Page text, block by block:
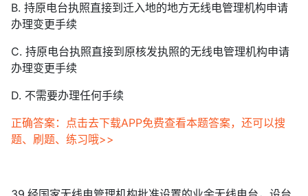
B. 持原电台执照直接到迁入地的地方无线电管理机构申请
办理变更手续
C. 持原电台执照直接到原核发执照的无线电管理机构申请
办理变更手续
D. 不需要办理任何手续
正确答案：点击去下载APP免费查看本题答案，还可以搜
题、刷题、练习哦>>